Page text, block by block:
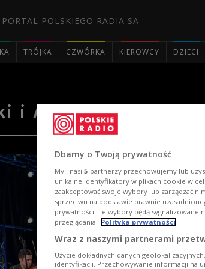
PORTAL POLSKIEGO RADIA SA
TRÓJKA CZWÓRKA KIEROWCY DZIECI
i Atom String
Dbamy o Twoją prywatność
My i nasi 5 partnerzy przechowujemy lub
unikalne identyfikatory w plikach cookie w
zaakceptować swoje wybory lub zarządzać
sprzeciwu na podstawie prawnie
prywatności. Te wybory będą sygnalizowane
przeglądania. Polityka prywatności
Wraz z naszymi partnerami
Użycie dokładnych danych
identyfikacji. Przechowywanie informacji na